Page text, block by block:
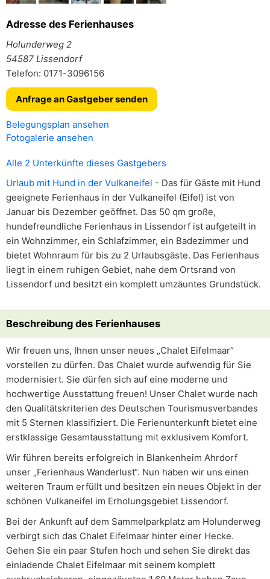
Adresse des Ferienhauses
Holunderweg 2
54587 Lissendorf
Telefon: 0171-3096156
Anfrage an Gastgeber senden
Belegungsplan ansehen
Fotogalerie ansehen
Alle 2 Unterkünfte dieses Gastgebers
Urlaub mit Hund in der Vulkaneifel - Das für Gäste mit Hund
geeignete Ferienhaus in der Vulkaneifel (Eifel) ist von
Januar bis Dezember geöffnet. Das 50 qm große,
hundefreundliche Ferienhaus in Lissendorf ist aufgeteilt in
ein Wohnzimmer, ein Schlafzimmer, ein Badezimmer und
bietet Wohnraum für bis zu 2 Urlaubsgäste. Das Ferienhaus
liegt in einem ruhigen Gebiet, nahe dem Ortsrand von
Lissendorf und besitzt ein komplett umzäuntes Grundstück.
Beschreibung des Ferienhauses
Wir freuen uns, Ihnen unser neues „Chalet Eifelmaar“
vorstellen zu dürfen. Das Chalet wurde aufwendig für Sie
modernisiert. Sie dürfen sich auf eine moderne und
hochwertige Ausstattung freuen! Unser Chalet wurde nach
den Qualitätskriterien des Deutschen Tourismusverbandes
mit 5 Sternen klassifiziert. Die Ferienunterkunft bietet eine
erstklassige Gesamtausstattung mit exklusivem Komfort.
Wir führen bereits erfolgreich in Blankenheim Ahrdorf
unser „Ferienhaus Wanderlust“. Nun haben wir uns einen
weiteren Traum erfüllt und besitzen ein neues Objekt in der
schönen Vulkaneifel im Erholungsgebiet Lissendorf.
Bei der Ankunft auf dem Sammelparkplatz am Holunderweg
verbirgt sich das Chalet Eifelmaar hinter einer Hecke.
Gehen Sie ein paar Stufen hoch und sehen Sie direkt das
einladende Chalet Eifelmaar mit seinem komplett